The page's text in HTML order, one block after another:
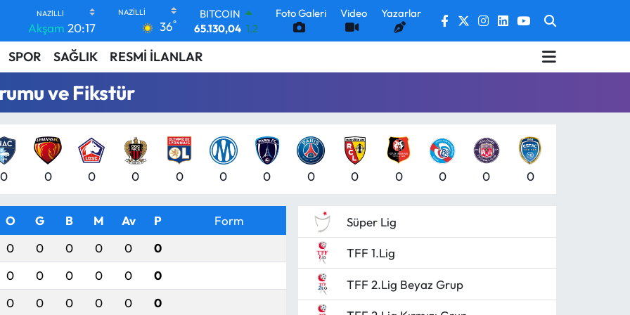
Akşam 20:17 36°
65.130,04 1.2
DOLAR
6618.49
2.12
BİST100
13.773
Foto Galeri Video Yazarlar
SPOR SAĞLIK RESMİ İLANLAR
ve Fikstür
0 0 0 0 0 0 0 0 0 0 0 0 0
O G B M Av P
Form
0 0 0 0 0
0
0 0 0 0 0
0
0 0 0 0 0
0
Süper Lig
TFF 1.Lig
TFF 2.Lig Beyaz Grup